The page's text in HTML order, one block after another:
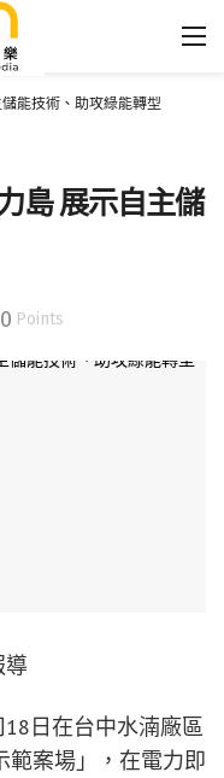
能技術、助攻綠能轉型
島 展示自主儲
0 Points
導
日在台中水湳廠區
範案場」，在電力即